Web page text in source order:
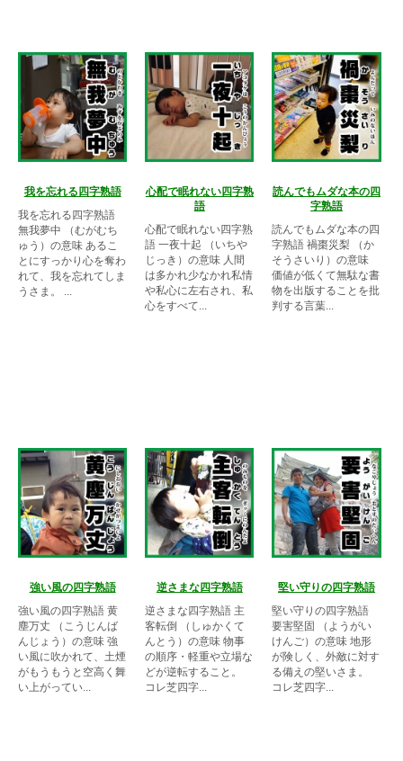
我を忘れる四字熟語
我を忘れる四字熟語
無我夢中 （むがむち
ゅう）の意味 あるこ
とにすっかり心を奪わ
れて、我を忘れてしま
うさま。 ...
心配で眠れない四字熟
語
心配で眠れない四字熟
語 一夜十起 （いちや
じっき）の意味 人間
は多かれ少なかれ私情
や私心に左右され、私
心をすべて...
読んでもムダな本の四
字熟語
読んでもムダな本の四
字熟語 禍棗災梨 （か
そうさいり）の意味
価値が低くて無駄な書
物を出版することを批
判する言葉...
強い風の四字熟語
強い風の四字熟語 黄
塵万丈 （こうじんば
んじょう）の意味 強
い風に吹かれて、土煙
がもうもうと空高く舞
い上がってい...
逆さまな四字熟語
逆さまな四字熟語 主
客転倒 （しゅかくて
んとう）の意味 物事
の順序・軽重や立場な
どが逆転すること。
コレ芝四字...
堅い守りの四字熟語
堅い守りの四字熟語
要害堅固 （ようがい
けんご）の意味 地形
が険しく、外敵に対す
る備えの堅いさま。
コレ芝四字...